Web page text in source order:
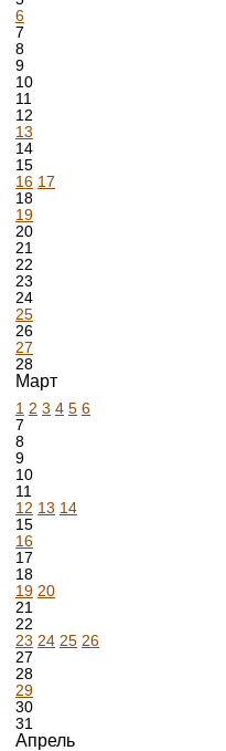
6
7
8
9
10
11
12
13
14
15
16 17
18
19
20
21
22
23
24
25
26
27
28
Март
1 2 3 4 5 6
7
8
9
10
11
12 13 14
15
16
17
18
19 20
21
22
23 24 25 26
27
28
29
30
31
Апрель